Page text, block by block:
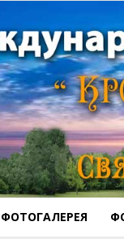
ФОТОГАЛЕРЕЯ